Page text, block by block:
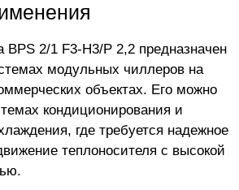
BPS 2/1 F3-H3/P 2,2 предназначен
модульных чиллеров на
объектах. Его можно
кондиционирования и
где требуется надежное
теплоносителя с высокой